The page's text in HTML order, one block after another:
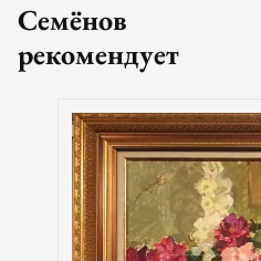
Семёнов
рекомендует